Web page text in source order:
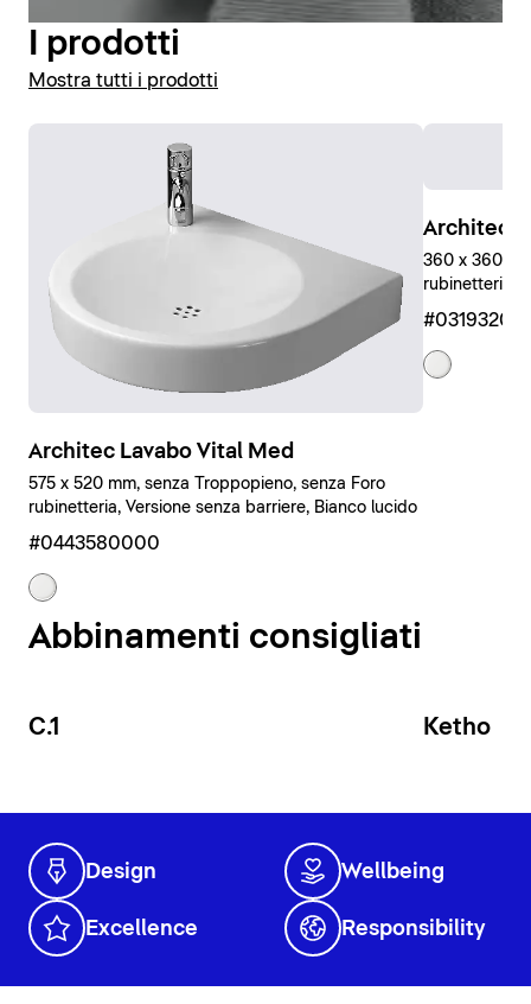
Visualizza vasi e sedili WC
I prodotti
Mostra tutti i prodotti
Architec Lavabo Vital Med
575 x 520 mm, senza Troppopieno, senza Foro
rubinetteria, Versione senza barriere, Bianco lucido
#0443580000
Architec
360 x 360
rubinetteria,
Abbinamenti consigliati
C.1 Ketho
Design Wellbeing
Excellence Responsibility